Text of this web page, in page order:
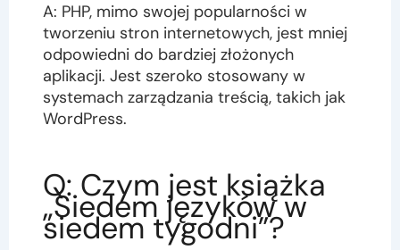
A: PHP, mimo swojej popularności w
tworzeniu stron internetowych, jest mniej
odpowiedni do bardziej złożonych
aplikacji. Jest szeroko stosowany w
systemach zarządzania treścią, takich jak
WordPress.
Q: Czym jest książka
„Siedem języków w
siedem tygodni”?